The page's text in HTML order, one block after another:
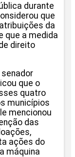
durante
que
da
que a medida
direito
senador
que o
quatro
municípios
mencionou
das
ações do
máquina